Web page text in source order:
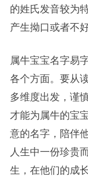
的姓氏发音较为
产生拗口或者不
属牛宝宝名字易
各个方面。要从
多维度出发，谨
才能为属牛的宝
意的名字，陪伴
人生中一份珍贵
生，在他们的成